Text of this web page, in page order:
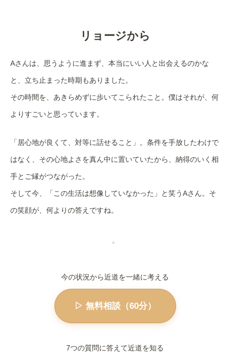
リョージから
Aさんは、思うように進まず、本当にいい人と出会えるのかな
と、立ち止まった時期もありました。
その時間を、あきらめずに歩いてこられたこと。僕はそれが、何
よりすごいと思っています。
「居心地が良くて、対等に話せること」。条件を手放したわけで
はなく、その心地よさを真ん中に置いていたから、納得のいく相
手とご縁がつながった。
そして今、「この生活は想像していなかった」と笑うAさん。そ
の笑顔が、何よりの答えですね。
＊
今の状況から近道を一緒に考える
▷ 無料相談（60分）
7つの質問に答えて近道を知る